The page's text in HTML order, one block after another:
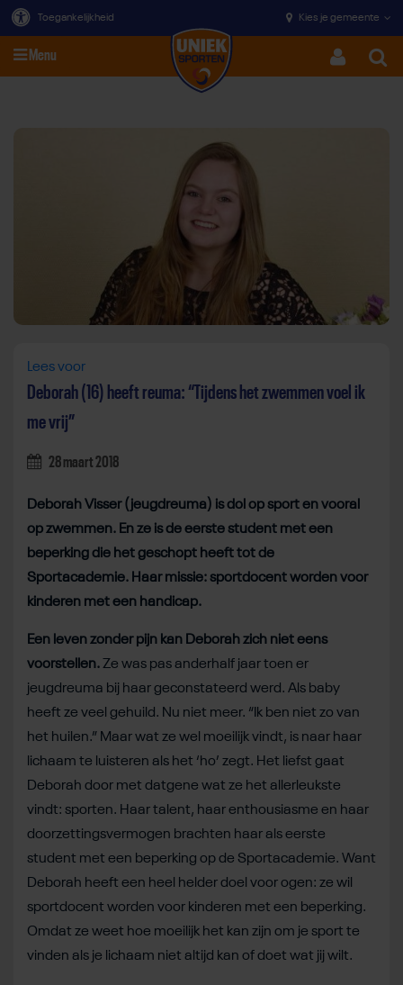
Direct door naar content
Toegankelijkheid Kies je gemeente
Menu
Lees voor
Deborah (16) heeft reuma: “Tijdens het zwemmen voel ik
me vrij”
28 maart 2018
Deborah Visser (jeugdreuma) is dol op sport en vooral
op zwemmen. En ze is de eerste student met een
beperking die het geschopt heeft tot de
Sportacademie. Haar missie: sportdocent worden voor
kinderen met een handicap.
Een leven zonder pijn kan Deborah zich niet eens
voorstellen.Ze was pas anderhalf jaar toen er
jeugdreuma bij haar geconstateerd werd. Als baby
heeft ze veel gehuild. Nu niet meer. “Ik ben niet zo van
het huilen.” Maar wat ze wel moeilijk vindt, is naar haar
lichaam te luisteren als het ‘ho’ zegt. Het liefst gaat
Deborah door met datgene wat ze het allerleukste
vindt: sporten. Haar talent, haar enthousiasme en haar
doorzettingsvermogen brachten haar als eerste
student met een beperking op de Sportacademie. Want
Deborah heeft een heel helder doel voor ogen: ze wil
sportdocent worden voor kinderen met een beperking.
Omdat ze weet hoe moeilijk het kan zijn om je sport te
vinden als je lichaam niet altijd kan of doet wat jij wilt.